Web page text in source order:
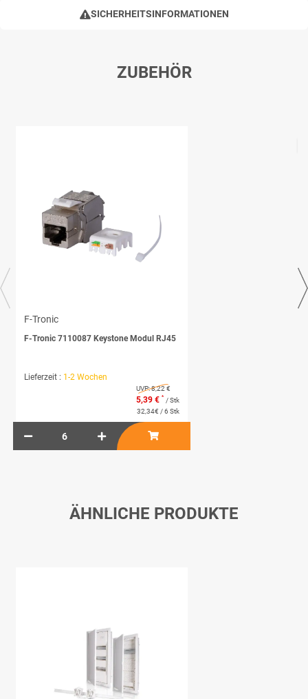
SICHERHEITSINFORMATIONEN
ZUBEHÖR
F-Tronic
F-Tronic 7110087 Keystone Modul RJ45
Lieferzeit : 1-2 Wochen
UVP:8,22 €
5,39 € * / Stk
32,34€ / 6 Stk
ÄHNLICHE PRODUKTE